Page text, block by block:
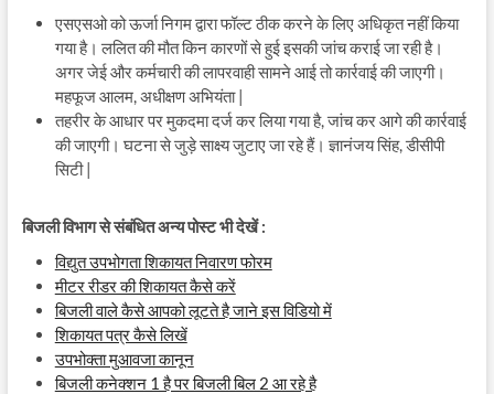
एसएसओ को ऊर्जा निगम द्वारा फॉल्ट ठीक करने के लिए अधिकृत नहीं किया
गया है। ललित की मौत किन कारणों से हुई इसकी जांच कराई जा रही है।
अगर जेई और कर्मचारी की लापरवाही सामने आई तो कार्रवाई की जाएगी।
महफूज आलम, अधीक्षण अभियंता |
तहरीर के आधार पर मुकदमा दर्ज कर लिया गया है, जांच कर आगे की कार्रवाई
की जाएगी। घटना से जुड़े साक्ष्य जुटाए जा रहे हैं। ज्ञानंजय सिंह, डीसीपी
सिटी |
बिजली विभाग से संबंधित अन्य पोस्ट भी देखें :
विद्युत उपभोगता शिकायत निवारण फोरम
मीटर रीडर की शिकायत कैसे करें
बिजली वाले कैसे आपको लूटते है जाने इस विडियो में
शिकायत पत्र कैसे लिखें
उपभोक्ता मुआवजा कानून
बिजली कनेक्शन 1 है पर बिजली बिल 2 आ रहे है